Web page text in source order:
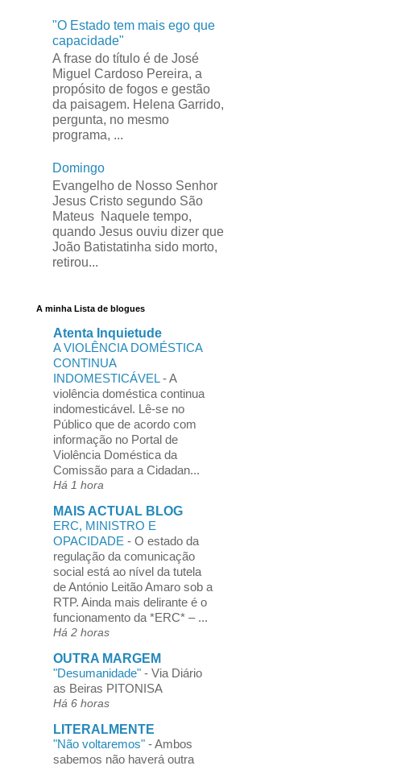
"O Estado tem mais ego que
capacidade"
A frase do título é de José
Miguel Cardoso Pereira, a
propósito de fogos e gestão
da paisagem. Helena Garrido,
pergunta, no mesmo
programa, ...
Domingo
Evangelho de Nosso Senhor
Jesus Cristo segundo São
Mateus Naquele tempo,
quando Jesus ouviu dizer que
João Batistatinha sido morto,
retirou...
A minha Lista de blogues
Atenta Inquietude
A VIOLÊNCIA DOMÉSTICA
CONTINUA
INDOMESTICÁVEL-A
violência doméstica continua
indomesticável. Lê-se no
Público que de acordo com
informação no Portal de
Violência Doméstica da
Comissão para a Cidadan...
Há 1 hora
MAIS ACTUAL BLOG
ERC, MINISTRO E
OPACIDADE - O estado da
regulação da comunicação
social está ao nível da tutela
de António Leitão Amaro sob a
RTP. Ainda mais delirante é o
funcionamento da *ERC* – ...
Há 2 horas
OUTRA MARGEM
"Desumanidade" - Via Diário
as Beiras PITONISA
Há 6 horas
LITERALMENTE
"Não voltaremos" -Ambos
sabemos não haverá outra